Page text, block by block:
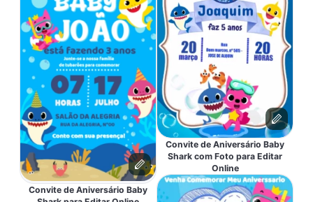
Convite de Aniversário Baby
Convite de Aniversário Baby
Shark com Foto para Editar
Online